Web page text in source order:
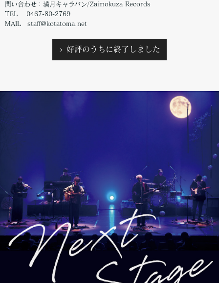
問い合わせ：満月キャラバン/Zaimokuza Records
TEL 0467-80-2769
MAIL staff@kotatoma.net
> 好評のうちに終了しました